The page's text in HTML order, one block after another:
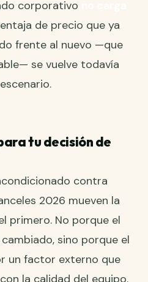
corporativo
de precio que ya
frente al nuevo —que
se vuelve todavía
tu decisión de
contra
2026 mueven la
primero. No porque el
sino porque el
un factor externo que